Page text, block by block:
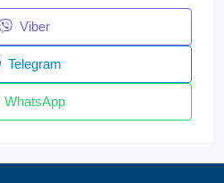
Viber
Telegram
WhatsApp